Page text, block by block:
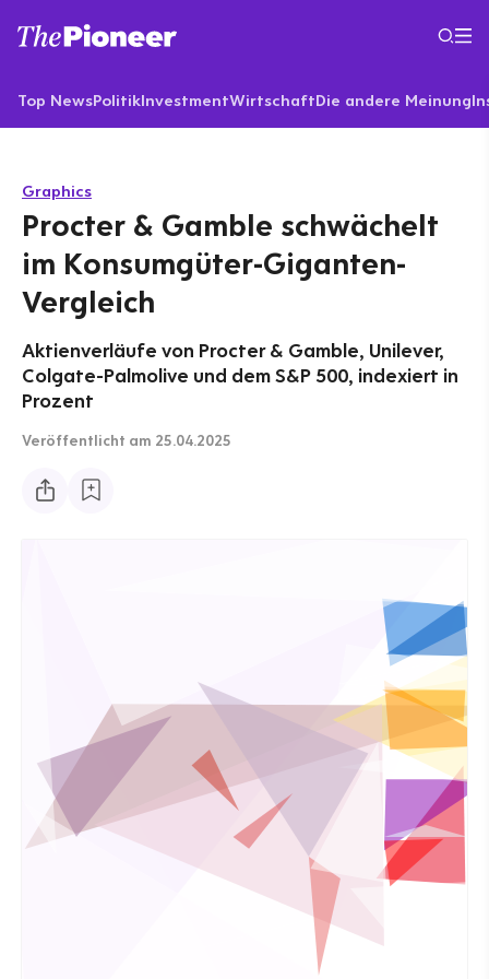
Top NewsPolitikInvestmentWirtschaftDie andere Meinung
Graphics
Procter & Gamble schwächelt
im Konsumgüter-Giganten-
Vergleich
Aktienverläufe von Procter & Gamble, Unilever,
Colgate-Palmolive und dem S&P 500, indexiert in
Prozent
Veröffentlicht am 25.04.2025